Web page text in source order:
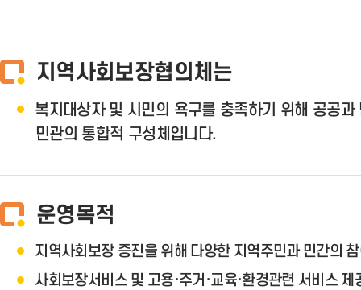
지역사회보장협의체는
복지대상자 및 시민의 욕구를 충족하기 위해 공공
민관의 통합적 구성체입니다.
운영목적
지역사회보장 증진을 위해 다양한 지역주민과 민간의
사회보장서비스 및 고용·주거·교육·환경관련 서비스